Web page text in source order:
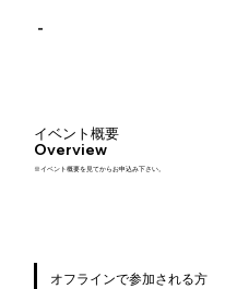
-
イベント概要
Overview
※イベント概要を見てからお申込み下さい。
オフラインで参加される方